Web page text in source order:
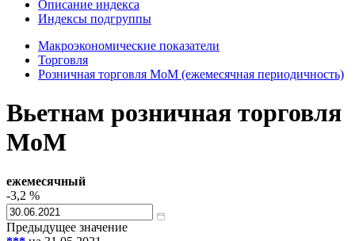
Описание индекса
Индексы подгруппы
Макроэкономические показатели
Торговля
Розничная торговля MoM (ежемесячная периодичность)
Вьетнам розничная торговля
MoM
ежемесячный
-3,2 %
Предыдущее значение